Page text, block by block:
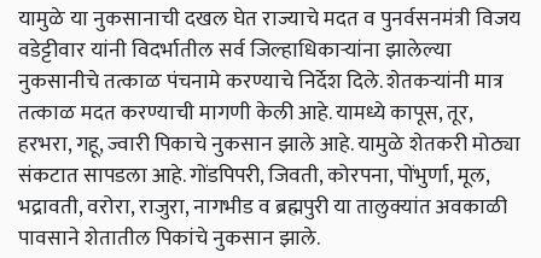
यामुळे या नुकसानाची दखल घेत राज्याचे मदत व पुनर्वसनमंत्री विजय
वडेट्टीवार यांनी विदर्भातील सर्व जिल्हाधिकाऱ्यांना झालेल्या
नुकसानीचे तत्काळ पंचनामे करण्याचे निर्देश दिले. शेतकऱ्यांनी मात्र
तत्काळ मदत करण्याची मागणी केली आहे. यामध्ये कापूस, तूर,
हरभरा, गहू, ज्वारी पिकाचे नुकसान झाले आहे. यामुळे शेतकरी मोठ्या
संकटात सापडला आहे. गोंडपिपरी, जिवती, कोरपना, पोंभुर्णा, मूल,
भद्रावती, वरोरा, राजुरा, नागभीड व ब्रह्मपुरी या तालुक्यांत अवकाळी
पावसाने शेतातील पिकांचे नुकसान झाले.